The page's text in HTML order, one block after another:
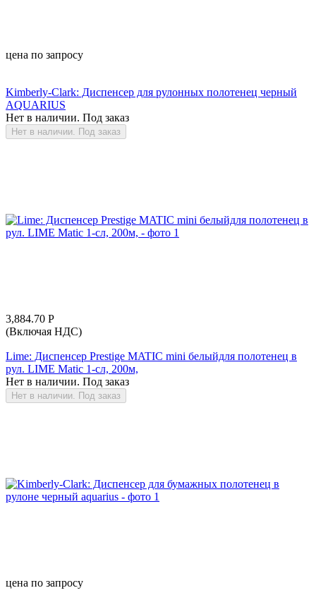
цена по запросу
Kimberly-Clark: Диспенсер для рулонных полотенец черный
AQUARIUS
Нет в наличии. Под заказ
Нет в наличии. Под заказ
3,884.70 Р
(Включая НДС)
Lime: Диспенсер Prestige MATIC mini белыйдля полотенец в
рул. LIME Matic 1-сл, 200м,
Нет в наличии. Под заказ
Нет в наличии. Под заказ
цена по запросу